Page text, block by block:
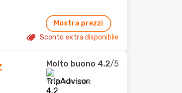
Mostra prezzi
Sconto extra disponibile
Molto buono 4.2/5
1916 recensioni